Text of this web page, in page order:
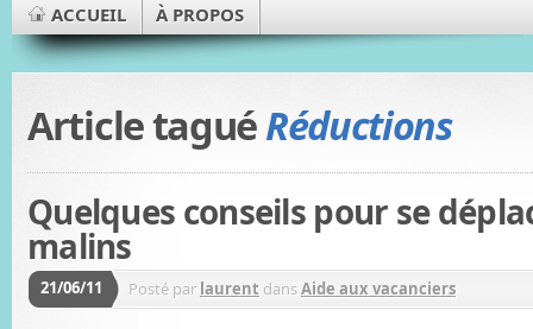
ACCUEIL À PROPOS
Article taguéRéductions
Quelques conseils pour se
malins
21/06/11 Posté par laurent dansAide aux vacanciers